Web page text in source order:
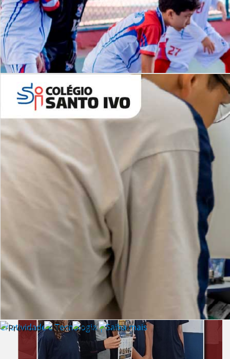
Desafios | Saiba mais
Criatividade e Tecnologia | Saiba mais